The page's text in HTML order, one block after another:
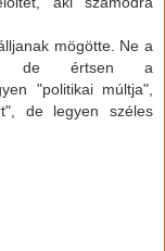
mögötte. Ne a
de értsen a
"politikai múltja",
de legyen széles